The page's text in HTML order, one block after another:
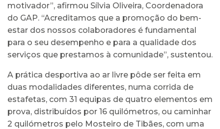
motivador”, afirmou Sílvia Oliveira, Coordenadora
do GAP. “Acreditamos que a promoção do bem-
estar dos nossos colaboradores é fundamental
para o seu desempenho e para a qualidade dos
serviços que prestamos à comunidade”, sustentou.
A prática desportiva ao ar livre pôde ser feita em
duas modalidades diferentes, numa corrida de
estafetas, com 31 equipas de quatro elementos em
prova, distribuídos por 16 quilómetros, ou caminhar
2 quilómetros pelo Mosteiro de Tibães, com uma